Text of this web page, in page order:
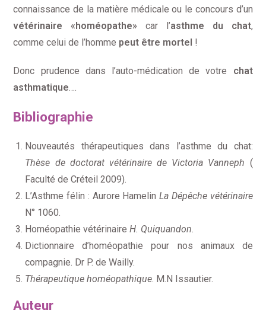
connaissance de la matière médicale ou le concours d’un
vétérinaire «homéopathe» car l’asthme du chat,
comme celui de l’homme peut être mortel !
Donc prudence dans l’auto-médication de votre chat
asthmatique….
Bibliographie
Nouveautés thérapeutiques dans l’asthme du chat:
Thèse de doctorat vétérinaire de Victoria Vanneph (
Faculté de Créteil 2009).
L’Asthme félin : Aurore HamelinLa Dépêche vétérinaire
N° 1060.
Homéopathie vétérinaireH. Quiquandon.
Dictionnaire d’homéopathie pour nos animaux de
compagnie. Dr P. de Wailly.
Thérapeutique homéopathique. M.N Issautier.
Auteur